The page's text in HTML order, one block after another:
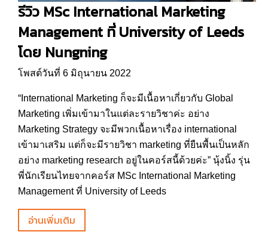
รีวิว MSc International Marketing
Management ที่ University of Leeds
โดย Nungning
โพสต์วันที่ 6 มิถุนายน 2022
“International Marketing ก็จะมีเนื้อหาเกี่ยวกับ Global
Marketing เพิ่มเข้ามาในแต่ละรายวิชาค่ะ อย่าง
Marketing Strategy จะมีพวกเนื้อหาเรื่อง international
เข้ามาเสริม แต่ก็จะมีรายวิชา marketing ที่ยืนพื้นเป็นหลัก
อย่าง marketing research อยู่ในคอร์สนี้ด้วยค่ะ” นุ้งนิ้ง รุ่น
พี่นักเรียนไทยจากคอร์ส MSc International Marketing
Management ที่ University of Leeds
อ่านเพิ่มเติม